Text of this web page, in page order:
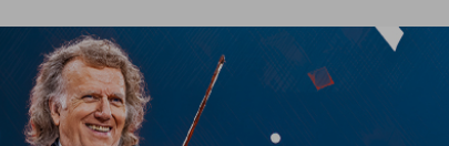
Reform för äldre kan bli slag i luften 31 JUL
Kravet: Nu måste 65-årsgränsen bort 30 JUL
Dom öppnar för rätt till garantipension
Snart kan telefonförsäljning förbjudas i Sverige
Hyror rusar ifrån äldres bostadstillägg
Skogens skörd 8 AUG